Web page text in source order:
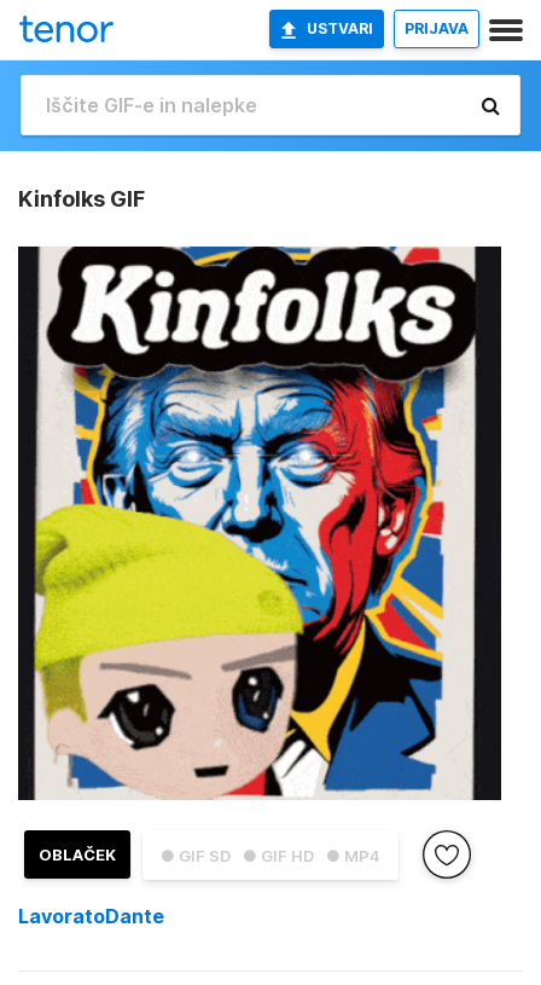
USTVARI PRIJAVA
Kinfolks GIF
● GIF SD ● GIF HD ● MP4
OBLAČEK
LavoratoDante